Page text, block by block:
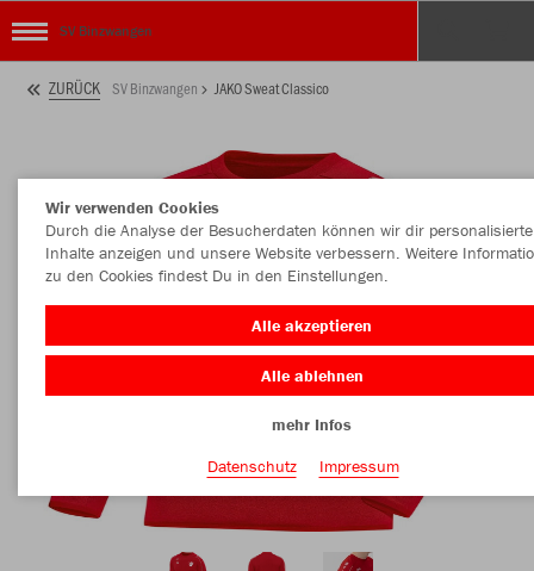
SV Binzwangen
ZURÜCK SV Binzwangen JAKO Sweat Classico
Wir verwenden Cookies
Durch die Analyse der Besucherdaten können wir dir personalisierte
Inhalte anzeigen und unsere Website verbessern. Weitere
zu den Cookies findest Du in den Einstellungen.
Alle akzeptieren
Alle ablehnen
mehr Infos
Datenschutz
Impressum